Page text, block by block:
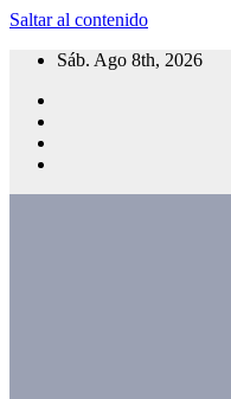
Saltar al contenido
Sáb. Ago 8th, 2026